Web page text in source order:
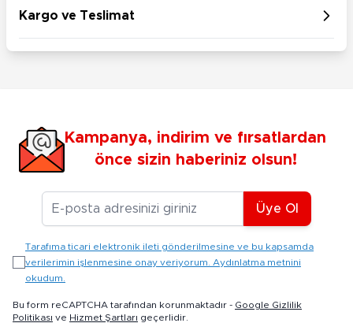
Kargo ve Teslimat
Kampanya, indirim ve fırsatlardan
önce sizin haberiniz olsun!
E-posta Adresiniz
Üye Ol
Tarafıma ticari elektronik ileti gönderilmesine ve bu kapsamda
verilerimin işlenmesine onay veriyorum. Aydınlatma metnini
okudum.
Bu form reCAPTCHA tarafından korunmaktadır - Google Gizlilik
Politikası ve Hizmet Şartları geçerlidir.